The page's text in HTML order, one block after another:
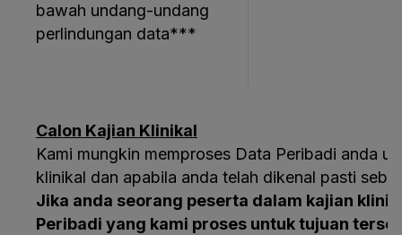
bawah undang-undang
perlindungan data***
Calon Kajian Klinikal
Kami mungkin memproses Data Peribadi anda
klinikal dan apabila anda telah dikenal pasti
Jika anda seorang peserta dalam kajian
Peribadi yang kami proses untuk tujuan